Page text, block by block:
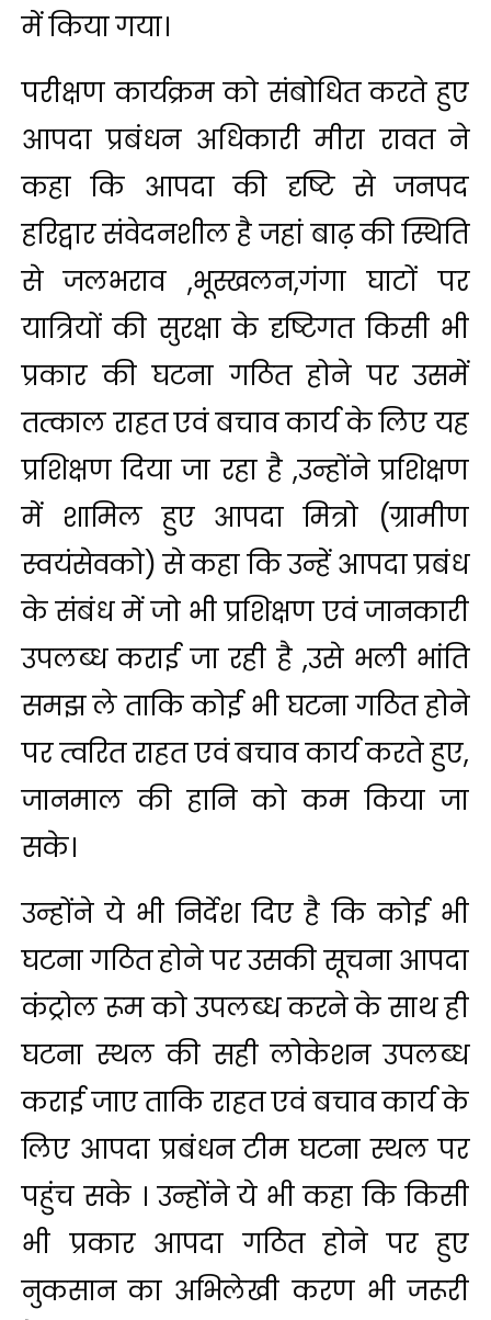
में किया गया।
परीक्षण कार्यक्रम को संबोधित करते हुए
आपदा प्रबंधन अधिकारी मीरा रावत ने
कहा कि आपदा की दृष्टि से जनपद
हरिद्वार संवेदनशील है जहां बाढ़ की स्थिति
से जलभराव ,भूस्खलन,गंगा घाटों पर
यात्रियों की सुरक्षा के दृष्टिगत किसी भी
प्रकार की घटना गठित होने पर उसमें
तत्काल राहत एवं बचाव कार्य के लिए यह
प्रशिक्षण दिया जा रहा है ,उन्होंने प्रशिक्षण
में शामिल हुए आपदा मित्रो (ग्रामीण
स्वयंसेवको) से कहा कि उन्हें आपदा प्रबंध
के संबंध में जो भी प्रशिक्षण एवं जानकारी
उपलब्ध कराई जा रही है ,उसे भली भांति
समझ ले ताकि कोई भी घटना गठित होने
पर त्वरित राहत एवं बचाव कार्य करते हुए,
जानमाल की हानि को कम किया जा
सके।
उन्होंने ये भी निर्देश दिए है कि कोई भी
घटना गठित होने पर उसकी सूचना आपदा
कंट्रोल रूम को उपलब्ध करने के साथ ही
घटना स्थल की सही लोकेशन उपलब्ध
कराई जाए ताकि राहत एवं बचाव कार्य के
लिए आपदा प्रबंधन टीम घटना स्थल पर
पहुंच सके । उन्होंने ये भी कहा कि किसी
भी प्रकार आपदा गठित होने पर हुए
नुकसान का अभिलेखी करण भी जरूरी